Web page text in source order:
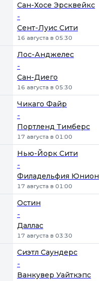
Сан-Хосе Эрсквейкс
-
Сент-Луис Сити
16 августа в 05:30
Лос-Анджелес
-
Сан-Диего
16 августа в 05:30
Чикаго Файр
-
Портленд Тимберс
17 августа в 01:00
Нью-Йорк Сити
-
Филадельфия Юнион
17 августа в 01:00
Остин
-
Даллас
17 августа в 03:30
Сиэтл Саундерс
-
Ванкувер Уайткэпс